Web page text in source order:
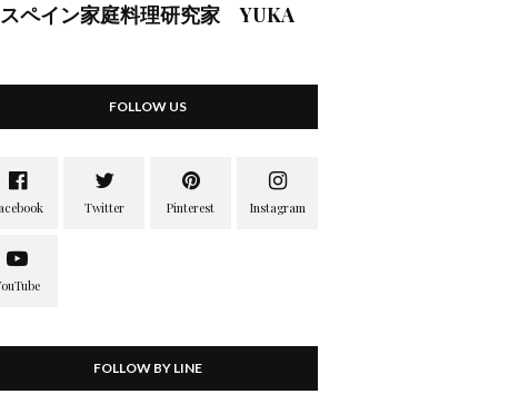
スペイン家庭料理研究家 YUKA
FOLLOW US
FOLLOW BY LINE